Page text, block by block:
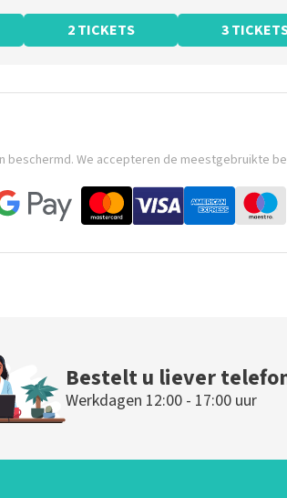
2 TICKETS 3
beschermd. We accepteren de meestgebruikte
Bestelt u liever
Werkdagen 12:00 - 17:00 uur